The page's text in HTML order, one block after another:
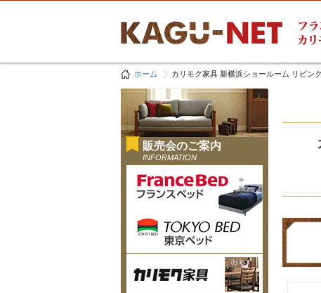
ホーム カリモク家具 新横浜ショールーム リビ
販売会のご案内
INFORMATION